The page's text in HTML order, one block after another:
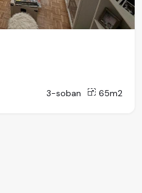
3-soban 65m2